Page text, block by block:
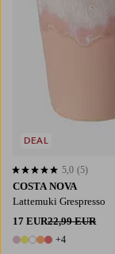
COSTA NOVA
Lattemuki Grespresso
17 EUR22,99 EUR
9 värejä
+4
5,0 perustuen 5
5,0 (5)
DEAL